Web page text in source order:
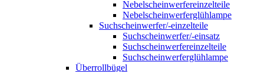
Nebelscheinwerfereinzelteile
Nebelscheinwerferglühlampe
Suchscheinwerfer/-einzelteile
Suchscheinwerfer/-einsatz
Suchscheinwerfereinzelteile
Suchscheinwerferglühlampe
Überrollbügel